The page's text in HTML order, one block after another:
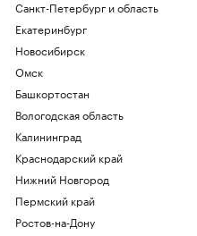
Санкт-Петербург и область
Екатеринбург
Новосибирск
Омск
Башкортостан
Вологодская область
Калининград
Краснодарский край
Нижний Новгород
Пермский край
Ростов-на-Дону